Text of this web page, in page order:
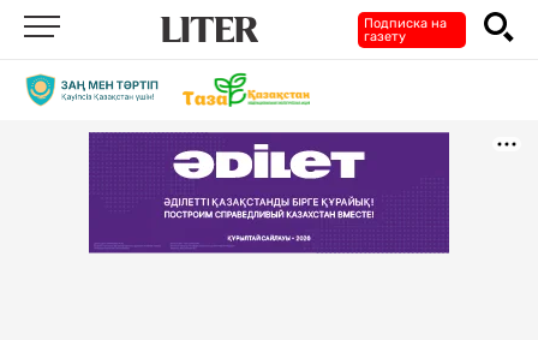
Подписка на
газету